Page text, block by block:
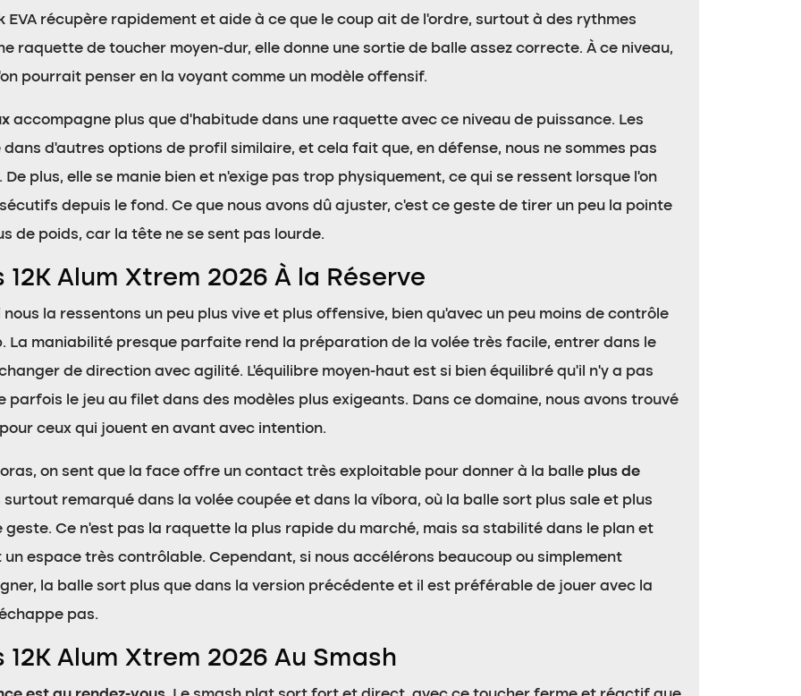
EVA récupère rapidement et aide à ce que le coup ait de l’ordre, surtout à des rythmes
raquette de toucher moyen-dur, elle donne une sortie de balle assez correcte. À ce niveau,
pourrait penser en la voyant comme un modèle offensif.
accompagne plus que d’habitude dans une raquette avec ce niveau de puissance. Les
d’autres options de profil similaire, et cela fait que, en défense, nous ne sommes pas
plus, elle se manie bien et n’exige pas trop physiquement, ce qui se ressent lorsque l’on
depuis le fond. Ce que nous avons dû ajuster, c’est ce geste de tirer un peu la pointe
de poids, car la tête ne se sent pas lourde.
12K Alum Xtrem 2026 À la Réserve
nous la ressentons un peu plus vive et plus offensive, bien qu’avec un peu moins de contrôle
La maniabilité presque parfaite rend la préparation de la volée très facile, entrer dans le
de direction avec agilité. L’équilibre moyen-haut est si bien équilibré qu’il n’y a pas
le jeu au filet dans des modèles plus exigeants. Dans ce domaine, nous avons trouvé
ceux qui jouent en avant avec intention.
on sent que la face offre un contact très exploitable pour donner à la balle plus de
surtout remarqué dans la volée coupée et dans la víbora, où la balle sort plus sale et plus
Ce n’est pas la raquette la plus rapide du marché, mais sa stabilité dans le plan et
espace très contrôlable. Cependant, si nous accélérons beaucoup ou simplement
la balle sort plus que dans la version précédente et il est préférable de jouer avec la
pas.
12K Alum Xtrem 2026 Au Smash